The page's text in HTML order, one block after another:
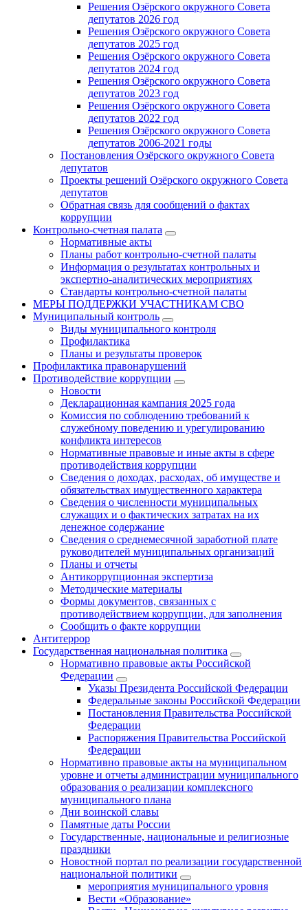
Решения Озёрского окружного Совета
депутатов 2026 год
Решения Озёрского окружного Совета
депутатов 2025 год
Решения Озёрского окружного Совета
депутатов 2024 год
Решения Озёрского окружного Совета
депутатов 2023 год
Решения Озёрского окружного Совета
депутатов 2022 год
Решения Озёрского окружного Совета
депутатов 2006-2021 годы
Постановления Озёрского окружного Совета
депутатов
Проекты решений Озёрского окружного Совета
депутатов
Обратная связь для сообщений о фактах
коррупции
Контрольно-счетная палата
Нормативные акты
Планы работ контрольно-счетной палаты
Информация о результатах контрольных и
экспертно-аналитических мероприятиях
Стандарты контрольно-счетной палаты
МЕРЫ ПОДДЕРЖКИ УЧАСТНИКАМ СВО
Муниципальный контроль
Виды муниципального контроля
Профилактика
Планы и результаты проверок
Профилактика правонарушений
Противодействие коррупции
Новости
Декларационная кампания 2025 года
Комиссия по соблюдению требований к
служебному поведению и урегулированию
конфликта интересов
Нормативные правовые и иные акты в сфере
противодействия коррупции
Сведения о доходах, расходах, об имуществе и
обязательствах имущественного характера
Сведения о численности муниципальных
служащих и о фактических затратах на их
денежное содержание
Сведения о среднемесячной заработной плате
руководителей муниципальных организаций
Планы и отчеты
Антикоррупционная экспертиза
Методические материалы
Формы документов, связанных с
противодействием коррупции, для заполнения
Сообщить о факте коррупции
Антитеррор
Государственная национальная политика
Нормативно правовые акты Российской
Федерации
Указы Президента Российской Федерации
Федеральные законы Российской Федерации
Постановления Правительства Российской
Федерации
Распоряжения Правительства Российской
Федерации
Нормативно правовые акты на муниципальном
уровне и отчеты администрации муниципального
образования о реализации комплексного
муниципального плана
Дни воинской славы
Памятные даты России
Государственные, национальные и религиозные
праздники
Новостной портал по реализации государственной
национальной политики
мероприятия муниципального уровня
Вести «Образование»